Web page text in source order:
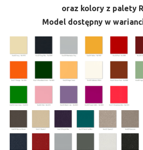
oraz kolory z palety
Model dostępny w